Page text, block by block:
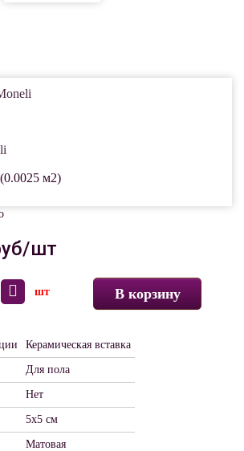
м2)
шт
шт В корзину
Керамическая вставка
Для пола
Нет
5х5 см
Матовая